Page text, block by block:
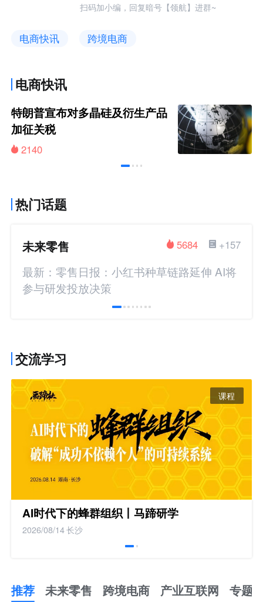
扫码加小编，回复暗号【领航】进群~
电商快讯 跨境电商
电商快讯
特朗普宣布对多晶硅及衍生产品
加征关税
2140
热门话题
未来零售 +157
5684
最新：零售日报：小红书种草链路延伸 AI将
参与研发投放决策
交流学习
课程
AI时代下的蜂群组织丨马蹄研学
2026/08/14长沙
推荐 未来零售 跨境电商 产业互联网 专题